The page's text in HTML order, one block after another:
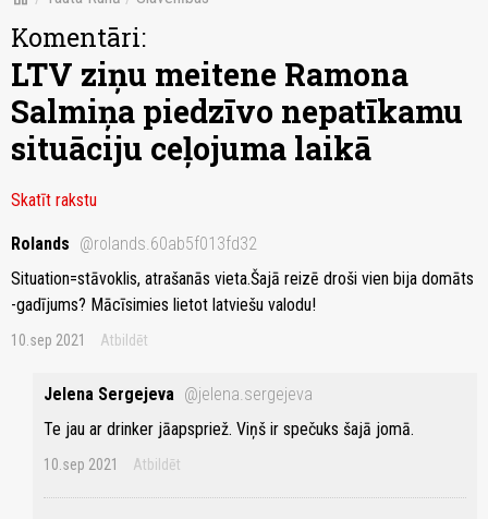
Komentāri:
LTV ziņu meitene Ramona
Salmiņa piedzīvo nepatīkamu
situāciju ceļojuma laikā
Skatīt rakstu
Rolands @rolands.60ab5f013fd32
Situation=stāvoklis, atrašanās vieta.Šajā reizē droši vien bija domāts
-gadījums? Mācīsimies lietot latviešu valodu!
10.sep 2021 Atbildēt
Jelena Sergejeva @jelena.sergejeva
Te jau ar drinker jāapspriež. Viņš ir spečuks šajā jomā.
10.sep 2021 Atbildēt